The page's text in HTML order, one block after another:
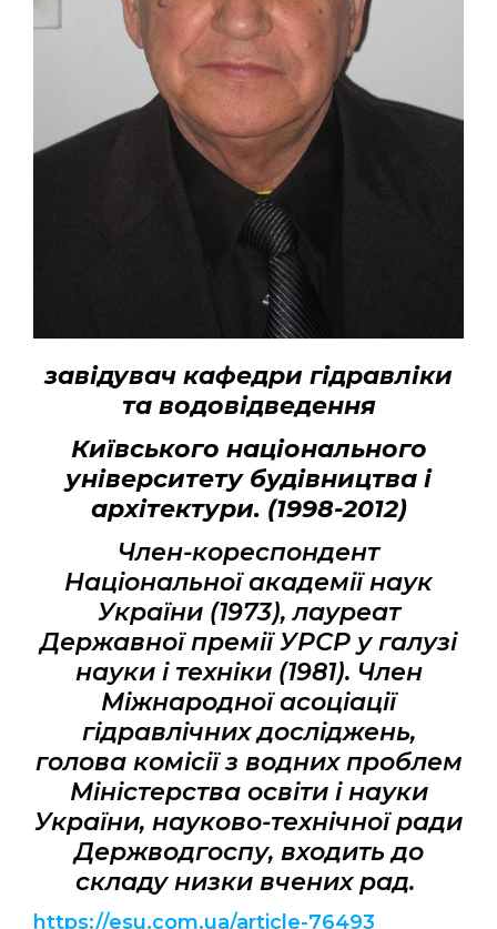
завідувач кафедри гідравліки
та водовідведення
Київського національного
університету будівництва і
архітектури. (1998-2012)
Член-кореспондент
Національної академії наук
України (1973), лауреат
Державної премії УРСР у галузі
науки і техніки (1981). Член
Міжнародної асоціації
гідравлічних досліджень,
голова комісії з водних проблем
Міністерства освіти і науки
України, науково-технічної ради
Держводгоспу, входить до
складу низки вчених рад.
https://esu.com.ua/article-76493